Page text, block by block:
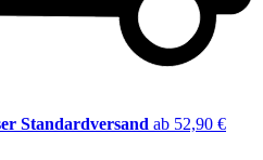
Standardversand ab 52,90 €